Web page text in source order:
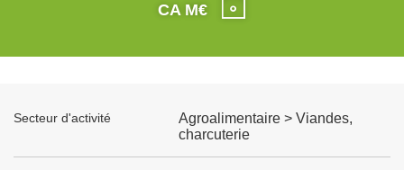
CA M€
Secteur d'activité
Agroalimentaire > Viandes,
charcuterie